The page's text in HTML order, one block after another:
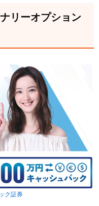
リーオプション
ク証券